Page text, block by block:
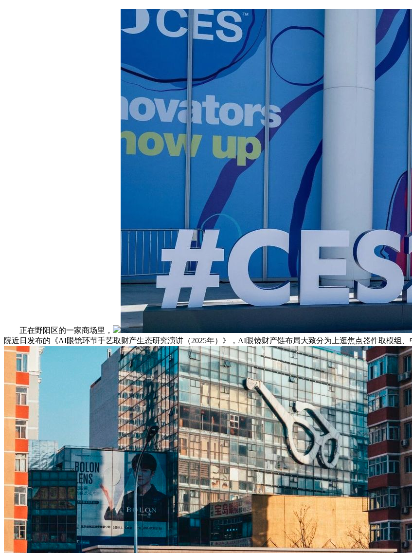
正在野阳区的一家商场里，
院近日发布的《AI眼镜环节手艺取财产生态研究演讲（2025年）》，AI眼镜财产链布局大致分为上逛焦点器件取模组